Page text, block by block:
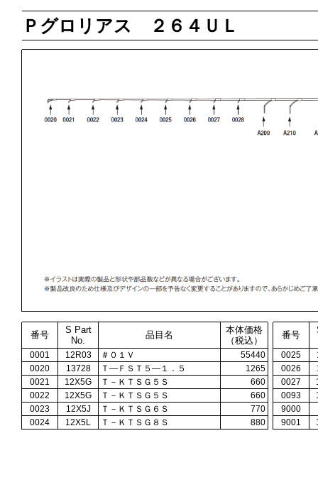
Ｐグロリアス ２６４ＵＬ
番号
S Part
No.
品目名
本体価格
（税込）
番号
0001 12R03 ＃０１Ｖ 55440 0025
0020
13728 Ｔ―ＦＳＴ５―１．５ 1265 0026
0021
12X5G Ｔ－ＫＴＳＧ５Ｓ 660 0027
0022
12X5G Ｔ－ＫＴＳＧ５Ｓ 660 0093
0023
12X5J Ｔ－ＫＴＳＧ６Ｓ 770 9000
0024
12X5L Ｔ－ＫＴＳＧ８Ｓ 880 9001